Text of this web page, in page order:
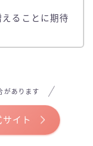
ることに期待
があります
イト